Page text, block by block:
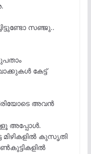
സഞ്ജു..
കേട്ട്
അവൻ
അപ്പോൾ.
മിഴികളിൽ കുസൃതി